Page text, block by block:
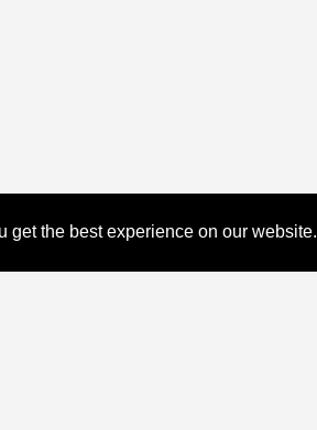
get the best experience on our website.